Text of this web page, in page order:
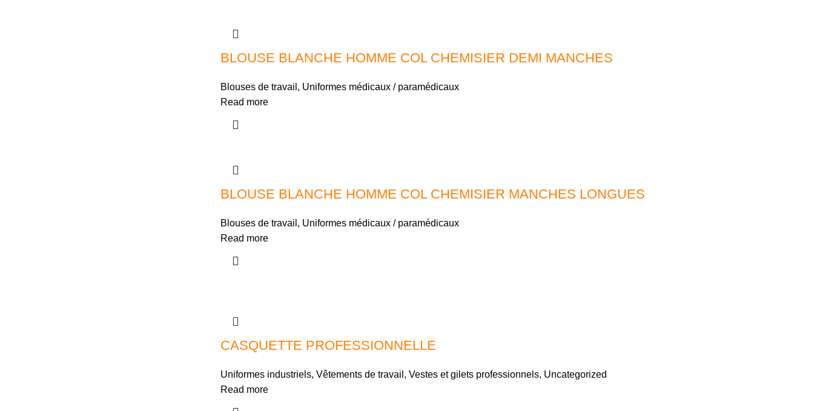
BLOUSE BLANCHE HOMME COL CHEMISIER DEMI MANCHES
Blouses de travail , Uniformes médicaux / paramédicaux
Read more
BLOUSE BLANCHE HOMME COL CHEMISIER MANCHES LONGUES
Blouses de travail , Uniformes médicaux / paramédicaux
Read more
CASQUETTE PROFESSIONNELLE
Uniformes industriels, Vêtements de travail , Vestes et gilets professionnels, Uncategorized
Read more